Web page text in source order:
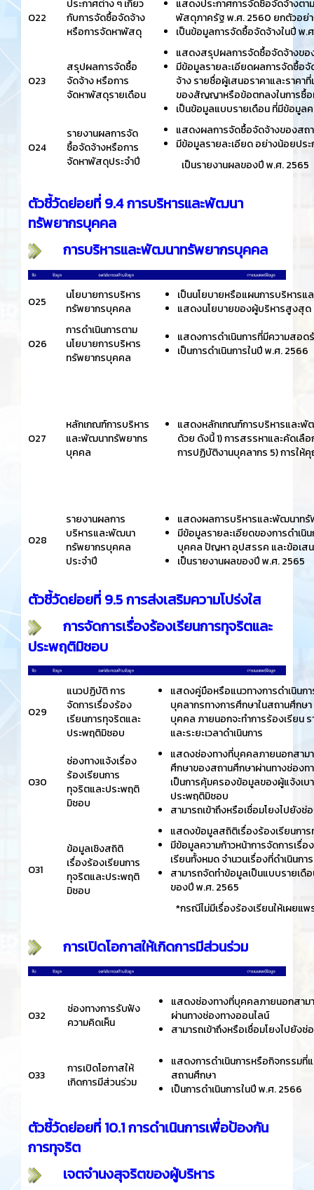
O22
ประกาศต่าง ๆ เกี่ยว
กับการจัดซื้อจัดจ้าง
หรือการจัดหาพัสดุ
แสดงประกาศการจัดซื้อจัดจ้างต
พัสดุภาครัฐ พ.ศ. 2560 ยกตัวอย่า
เป็นข้อมูลการจัดซื้อจัดจ้างในปี พ.
O23
สรุปผลการจัดซื้อ
จัดจ้าง หรือการ
จัดหาพัสดุรายเดือน
แสดงสรุปผลการจัดซื้อจัดจ้างขอ
มีข้อมูลรายละเอียดผลการจัดซื้อจั
จ้าง รายชื่อผู้เสนอราคาและราค
ของสัญญาหรือข้อตกลงในการซื้อ
เป็นข้อมูลแบบรายเดือน ที่มีข้อมูล
O24
รายงานผลการจัด
ซื้อจัดจ้างหรือการ
จัดหาพัสดุประจำปี
แสดงผลการจัดซื้อจัดจ้างของสถ
มีข้อมูลรายละเอียด อย่างน้อยปร
เป็นรายงานผลของปี พ.ศ. 2565
ตัวชี้วัดย่อยที่ 9.4 การบริหารและพัฒนา
ทรัพยากรบุคคล
การบริหารและพัฒนาทรัพยากรบุคคล
O25
นโยบายการบริหาร
ทรัพยากรบุคคล
เป็นนโยบายหรือแผนการบริหาร
แสดงนโยบายของผู้บริหารสูงสุด
O26
การดำเนินการตาม
นโยบายการบริหาร
ทรัพยากรบุคคล
แสดงการดำเนินการที่มีความสอ
เป็นการดำเนินการในปี พ.ศ. 2566
O27
หลักเกณฑ์การบริหาร
และพัฒนาทรัพยากร
บุคคล
แสดงหลักเกณฑ์การบริหารและ
ด้วย ดังนี้ 1) การสรรหาและคัดเ
การปฏิบัติงานบุคลากร 5) การให้
O28
รายงานผลการ
บริหารและพัฒนา
ทรัพยากรบุคคล
ประจำปี
แสดงผลการบริหารและพัฒนาท
มีข้อมูลรายละเอียดของการดำเนิ
บุคคล ปัญหา อุปสรรค และข้อเส
เป็นรายงานผลของปี พ.ศ. 2565
ตัวชี้วัดย่อยที่ 9.5 การส่งเสริมความโปร่งใส
การจัดการเรื่องร้องเรียนการทุจริตและ
ประพฤติมิชอบ
O29
แนวปฏิบัติ การ
จัดการเรื่องร้อง
เรียนการทุจริตและ
ประพฤติมิชอบ
แสดงคู่มือหรือแนวทางการดำเนินก
บุคลากรทางการศึกษาในสถานศึกษ
บุคคล ภายนอกจะทำการร้องเรียน
และระยะเวลาดำเนินการ
O30
ช่องทางแจ้งเรื่อง
ร้องเรียนการ
ทุจริตและประพฤติ
มิชอบ
แสดงช่องทางที่บุคคลภายนอกสาม
ศึกษาของสถานศึกษาผ่านทางช่องท
เป็นการคุ้มครองข้อมูลของผู้แจ้งเ
ประพฤติมิชอบ
สามารถเข้าถึงหรือเชื่อมโยงไปยัง
O31
ข้อมูลเชิงสถิติ
เรื่องร้องเรียนการ
ทุจริตและประพฤติ
มิชอบ
แสดงข้อมูลสถิติเรื่องร้องเรียนกา
มีข้อมูลความก้าวหน้าการจัดการเรื่
เรียนทั้งหมด จำนวนเรื่องที่ดำเนินกา
สามารถจัดทำข้อมูลเป็นแบบรายเดื
ของปี พ.ศ. 2565
*กรณีไม่มีเรื่องร้องเรียนให้เผยแพ
การเปิดโอกาสให้เกิดการมีส่วนร่วม
O32
ช่องทางการรับฟัง
ความคิดเห็น
แสดงช่องทางที่บุคคลภายนอกสาม
ผ่านทางช่องทางออนไลน์
สามารถเข้าถึงหรือเชื่อมโยงไปยัง
O33
การเปิดโอกาสให้
เกิดการมีส่วนร่วม
แสดงการดำเนินการหรือกิจกรรมที่
สถานศึกษา
เป็นการดำเนินการในปี พ.ศ. 2566
ตัวชี้วัดย่อยที่ 10.1 การดำเนินการเพื่อป้องกัน
การทุจริต
เจตจำนงสุจริตของผู้บริหาร